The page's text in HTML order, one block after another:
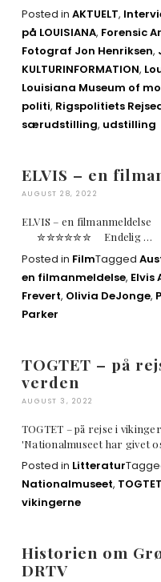
Posted in AKTUELT,
på LOUISIANA, Forensic
Fotograf Jon Henriksen,
KULTURINFORMATION,
Louisiana Museum of
politi, Rigspolitiets
særudstilling, udstilling
ELVIS – en
AUGUST 28, 2022
ELVIS – en
✮✮✮✮✮✮ Endelig …
Posted in FilmTagged
en filmanmeldelse, Elvis
Frevert, Olivia DeJonge,
Parker
TOGTET – på
verden
AUGUST 3, 2022
TOGTET – på rejse i
'Nationalmuseet har givet
Posted in Litteratur
Nationalmuseet,
vikingerne
Historien om
DRTV